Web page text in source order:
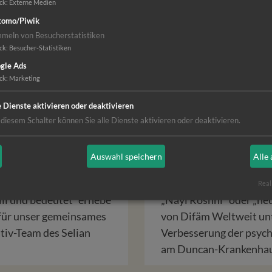
spirituelle
und bedeutet "erhebe
unser gemeinsames
Team des Selian
Licht für
Kranke in
„Nayi Roshni“ oder
von Difäm Weltweit
Verbesserung der
am Duncan-
: Externe Medien
Piwik
von Besucherstatistiken
: Besucher-Statistiken
Ads
: Marketing
Dienste aktivieren oder deaktivieren
Schalter können Sie alle Dienste aktivieren oder deaktivieren.
Auswahl speichern Alle